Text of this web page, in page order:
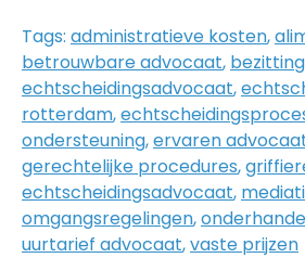
Tags: administratieve kosten,
betrouwbare advocaat,
echtscheidingsadvocaat,
rotterdam,
ondersteuning,ervaren
gerechtelijke procedures,
echtscheidingsadvocaat,
omgangsregelingen,
uurtarief advocaat,vaste prijzen